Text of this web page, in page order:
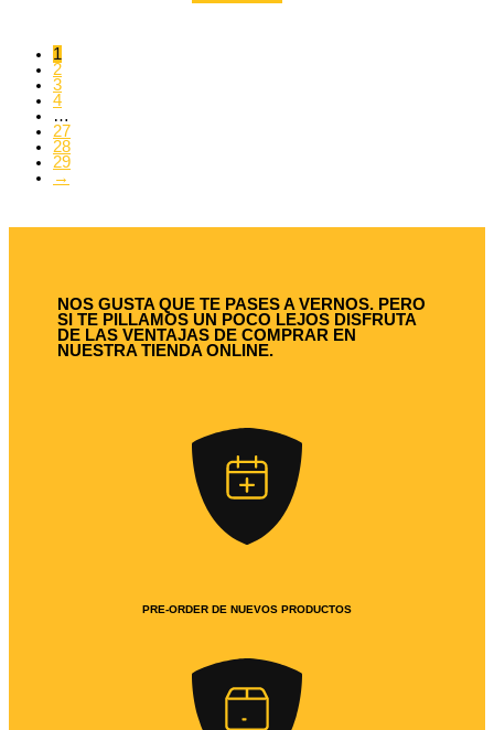
1
2
3
4
…
27
28
29
→
NOS GUSTA QUE TE PASES A VERNOS. PERO
SI TE PILLAMOS UN POCO LEJOS DISFRUTA
DE LAS VENTAJAS DE COMPRAR EN
NUESTRA TIENDA ONLINE.
PRE-ORDER DE NUEVOS PRODUCTOS